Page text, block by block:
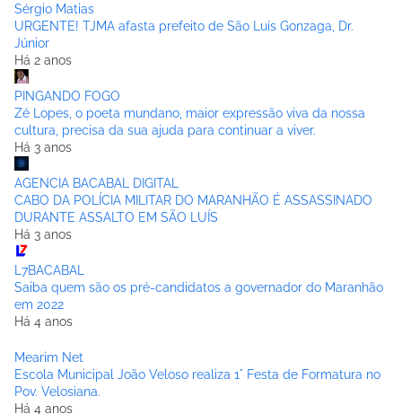
Sérgio Matias
URGENTE! TJMA afasta prefeito de São Luís Gonzaga, Dr.
Júnior
Há 2 anos
PINGANDO FOGO
Zé Lopes, o poeta mundano, maior expressão viva da nossa
cultura, precisa da sua ajuda para continuar a viver.
Há 3 anos
AGENCIA BACABAL DIGITAL
CABO DA POLÍCIA MILITAR DO MARANHÃO É ASSASSINADO
DURANTE ASSALTO EM SÃO LUÍS
Há 3 anos
L7BACABAL
Saiba quem são os pré-candidatos a governador do Maranhão
em 2022
Há 4 anos
Mearim Net
Escola Municipal João Veloso realiza 1° Festa de Formatura no
Pov. Velosiana.
Há 4 anos